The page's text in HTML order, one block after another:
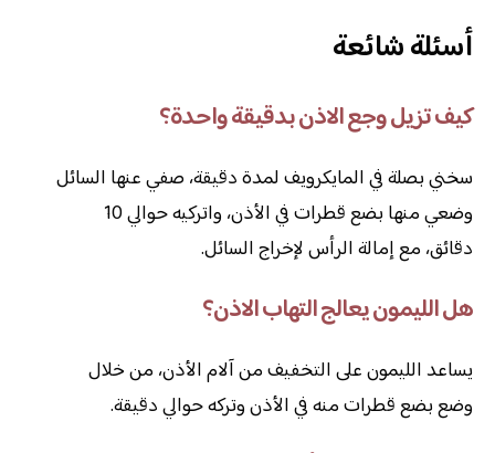
أسئلة شائعة
كيف تزيل وجع الاذن بدقيقة واحدة؟
سخني بصلة في المايكرويف لمدة دقيقة، صفي عنها السائل
وضعي منها بضع قطرات في الأذن، واتركيه حوالي 10
دقائق، مع إمالة الرأس لإخراج السائل.
هل الليمون يعالج التهاب الاذن؟
يساعد الليمون على التخفيف من آلام الأذن، من خلال
وضع بضع قطرات منه في الأذن وتركه حوالي دقيقة.